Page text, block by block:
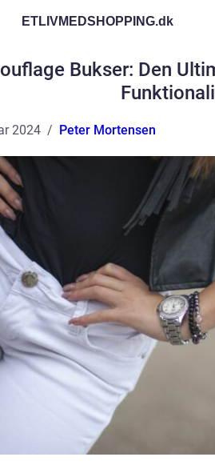
ETLIVMEDSHOPPING.dk
Bukser: Den
2024 Peter Mortensen